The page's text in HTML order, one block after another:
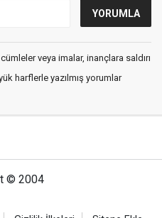
veya imalar, inançlara saldırı
harflerle yazılmış yorumlar
© 2004